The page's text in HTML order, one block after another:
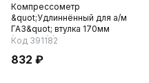
Компрессометр
&quot;Удлиннённый для а/м
ГАЗ&quot; втулка 170мм
(10х4х31) (406...
Код 391182
832 ₽